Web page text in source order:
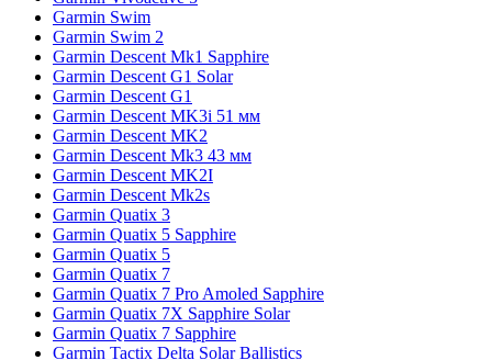
Garmin Swim
Garmin Swim 2
Garmin Descent Mk1 Sapphire
Garmin Descent G1 Solar
Garmin Descent G1
Garmin Descent MK3i 51 мм
Garmin Descent MK2
Garmin Descent Mk3 43 мм
Garmin Descent MK2I
Garmin Descent Mk2s
Garmin Quatix 3
Garmin Quatix 5 Sapphire
Garmin Quatix 5
Garmin Quatix 7
Garmin Quatix 7 Pro Amoled Sapphire
Garmin Quatix 7X Sapphire Solar
Garmin Quatix 7 Sapphire
Garmin Tactix Delta Solar Ballistics